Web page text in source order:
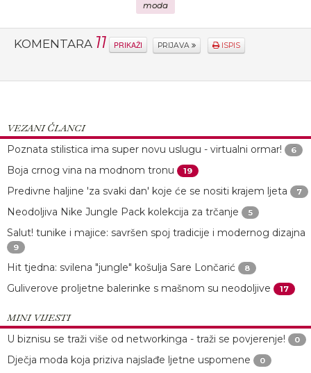
moda
KOMENTARA 11 PRIKAŽI PRIJAVA ISPIS
VEZANI ČLANCI
Poznata stilistica ima super novu uslugu - virtualni ormar!
6
Boja crnog vina na modnom tronu 19
Predivne haljine 'za svaki dan' koje će se nositi krajem ljeta 7
Neodoljiva Nike Jungle Pack kolekcija za trčanje 5
Salut! tunike i majice: savršen spoj tradicije i modernog dizajna
9
Hit tjedna: svilena "jungle" košulja Sare Lončarić 8
Guliverove proljetne balerinke s mašnom su neodoljive 17
MINI VIJESTI
U biznisu se traži više od networkinga - traži se povjerenje!
0
Dječja moda koja priziva najslađe ljetne uspomene 0